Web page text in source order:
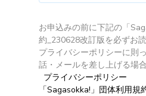
お申込みの前に下記の「
約_230628改訂版を必ずお読
プライバシーポリシーに則
話・メールを差し上げる場
プライバシーポリシー
「Sagasokka!」団体利用規